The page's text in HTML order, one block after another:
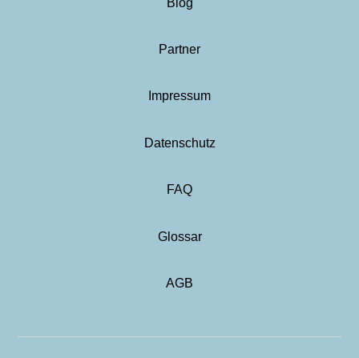
Partner
Impressum
Datenschutz
FAQ
Glossar
AGB